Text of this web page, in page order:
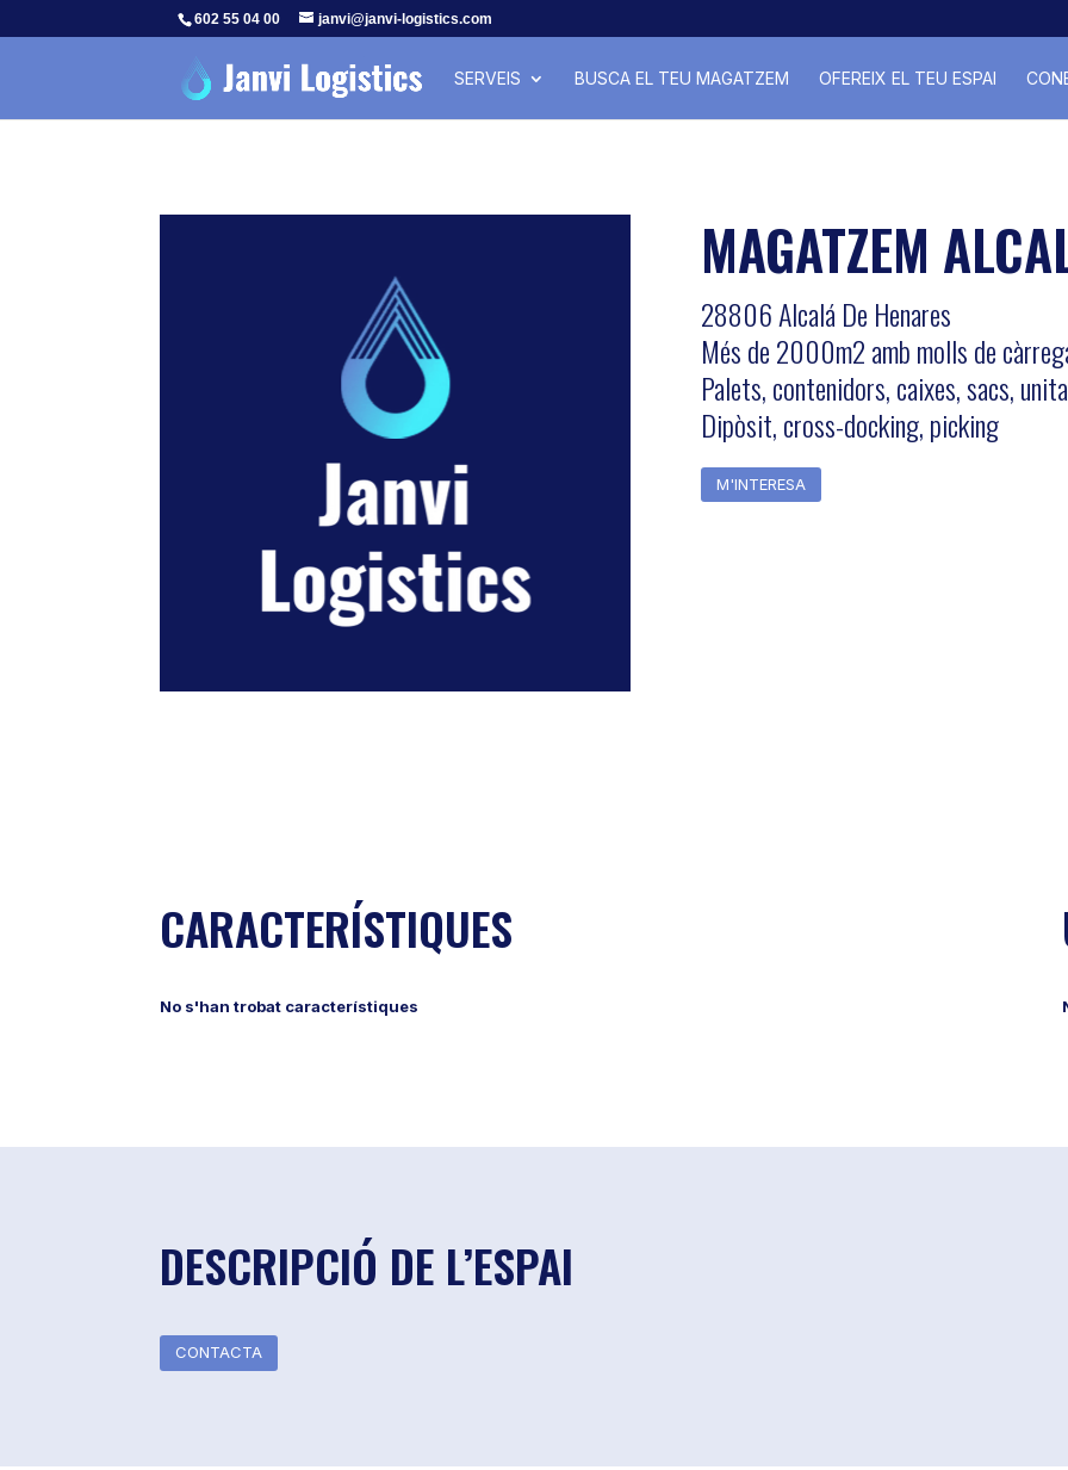
602 55 04 00 janvi@janvi-logistics.com
SERVEIS BUSCA EL TEU MAGATZEM OFEREIX EL TEU ESPAI
MAGATZEM
28806 Alcalá De Henares
Més de 2000m2 amb molls de
Palets, contenidors, caixes, sacs,
Dipòsit, cross-docking, picking
M'INTERESA
CARACTERÍSTIQUES
No s'han trobat característiques
DESCRIPCIÓ DE L’ESPAI
CONTACTA